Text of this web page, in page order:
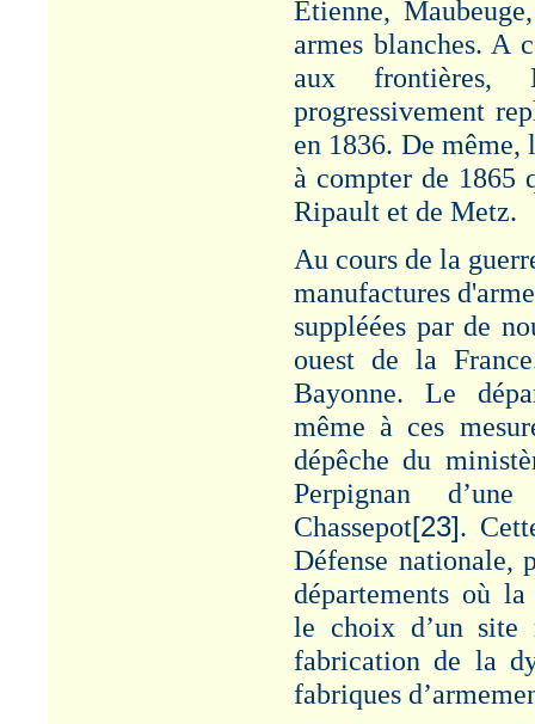
Etienne,
armes blanches. A
aux frontières,
progressivement
en 1836. De
à compter de 1865
Ripault et de Metz.
Au cours de la
manufactures
suppléées par de
ouest de la
Bayonne. Le
même à ces
dépêche du
Perpignan
Chassepot[23].
Défense nationale,
départements où
le choix d’un site
fabrication de la
fabriques